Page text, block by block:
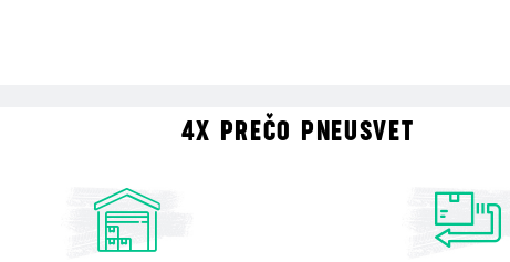
4X PREČO PNEUSVET